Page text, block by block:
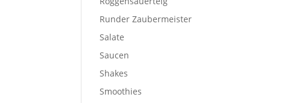
Runder Zaubermeister
Salate
Saucen
Shakes
Smoothies